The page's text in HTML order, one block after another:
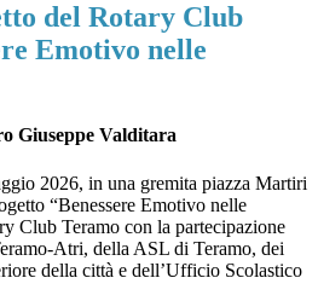
del Rotary Club
Emotivo nelle
Giuseppe Valditara
2026, in una gremita piazza Martiri
“Benessere Emotivo nelle
Club Teramo con la partecipazione
Atri, della ASL di Teramo, dei
della città e dell’Ufficio Scolastico